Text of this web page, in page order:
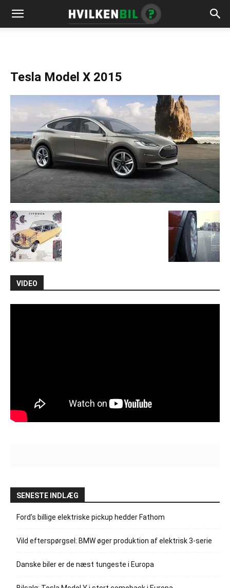
Tesla Model X 2015
VIDEO
SENESTE INDLÆG
Ford’s billige elektriske pickup hedder Fathom
Vild efterspørgsel: BMW øger produktion af elektrisk 3-serie
Danske biler er de næst tungeste i Europa